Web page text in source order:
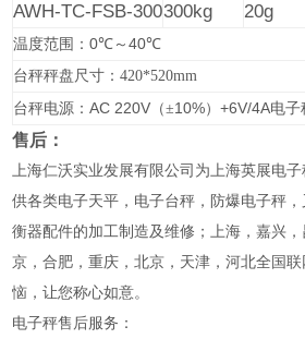
AWH-TC-FSB-300300kg 20g
温度范围：0℃ ～40℃
台秤秤盘尺寸：420*520mm
台秤电源：AC 220V （±10%）+6V/4A电子
售后：
上海仁沃实业发展有限公司为上海英展电
供各类电子天平，电子台秤，防爆电子秤
衡器配件的加工制造及维修；上海，嘉兴
京，合肥，重庆，北京，天津，河北全国
恼，让您称心如意。
电子秤售后服务：